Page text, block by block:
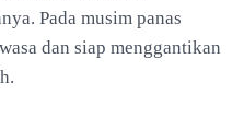
Pada musim panas
dan siap menggantikan